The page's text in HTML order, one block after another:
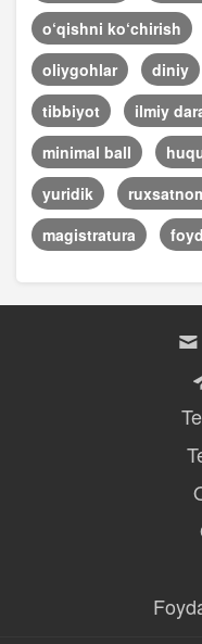
o‘qishni ko‘chirish
oliygohlar
diniy
tibbiyot
ilmiy
minimal ball
yuridik
magistratura